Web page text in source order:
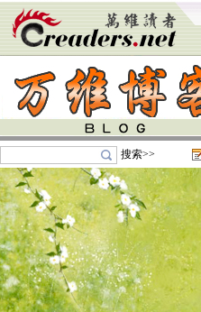
搜索>>